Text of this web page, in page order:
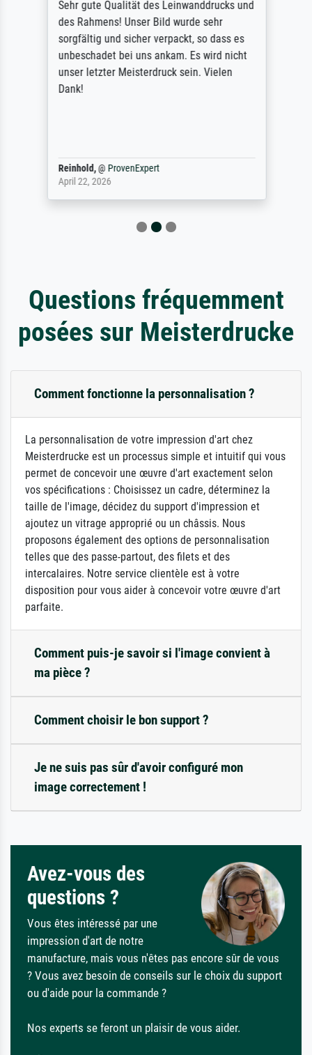
Sehr gute Qualität des Leinwanddrucks und
des Rahmens! Unser Bild wurde sehr
sorgfältig und sicher verpackt, so dass es
unbeschadet bei uns ankam. Es wird nicht
unser letzter Meisterdruck sein. Vielen
Dank!
Reinhold,@ ProvenExpert
April 22, 2026
Questions fréquemment
posées sur Meisterdrucke
Comment fonctionne la personnalisation ?
La personnalisation de votre impression d'art chez
Meisterdrucke est un processus simple et intuitif qui vous
permet de concevoir une œuvre d'art exactement selon
vos spécifications : Choisissez un cadre, déterminez la
taille de l'image, décidez du support d'impression et
ajoutez un vitrage approprié ou un châssis. Nous
proposons également des options de personnalisation
telles que des passe-partout, des filets et des
intercalaires. Notre service clientèle est à votre
disposition pour vous aider à concevoir votre œuvre d'art
parfaite.
Comment puis-je savoir si l'image convient à
ma pièce ?
Comment choisir le bon support ?
Je ne suis pas sûr d'avoir configuré mon
image correctement !
Avez-vous des
questions ?
Vous êtes intéressé par une
impression d'art de notre
manufacture, mais vous n'êtes pas encore sûr de vous
? Vous avez besoin de conseils sur le choix du support
ou d'aide pour la commande ?
Nos experts se feront un plaisir de vous aider.